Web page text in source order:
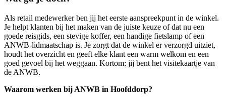
Als retail medewerkerben jij het eerste aanspreekpunt in de winkel.
Je helpt klanten bij het maken van de juiste keuze of dat nu een
goede reisgids, een stevige koffer, een handige fietslamp of een
ANWB-lidmaatschap is. Je zorgt dat de winkel er verzorgd uitziet,
houdt het overzicht en geeft elke klant een warm welkom en een
goed gevoel bij het weggaan. Kortom: jij bent het visitekaartje van
de ANWB.
Waarom werken bij ANWB in Hoofddorp?